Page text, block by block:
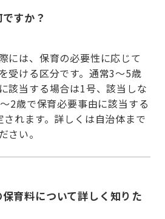
すか？
には、保育の必要性に応じて
受ける区分です。通常3～5歳
該当する場合は1号、該当しな
2歳で保育必要事由に該当する
れます。詳しくは自治体まで
さい。
育料について詳しく知りた